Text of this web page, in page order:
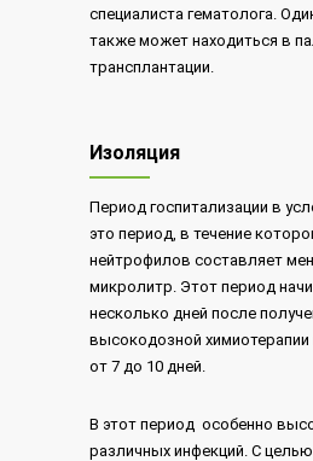
специалиста гематолога.
также может находиться в
трансплантации.
Изоляция
Период госпитализации в
это период, в течение
нейтрофилов составляет
микролитр. Этот период
несколько дней после
высокодозной
от 7 до 10 дней.
В этот период особенно
различных инфекций. С